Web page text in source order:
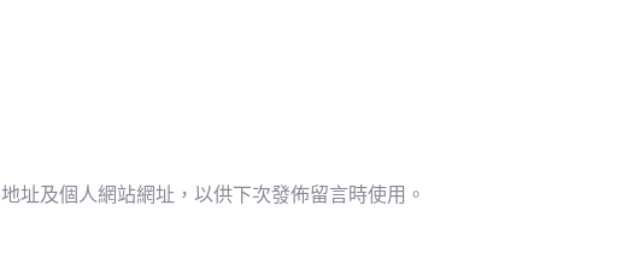
址及個人網站網址，以供下次發佈留言時使用。